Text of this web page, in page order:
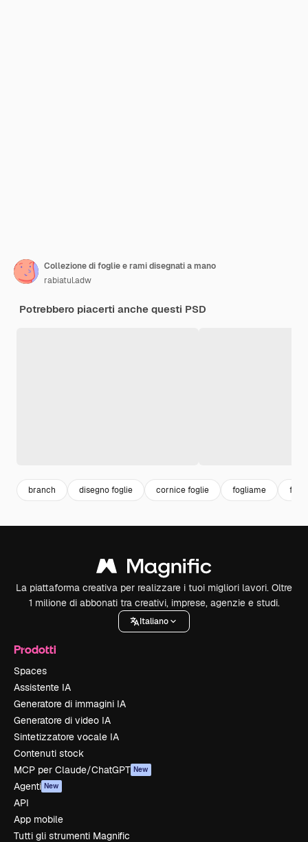
Collezione di foglie e rami disegnati a mano
rabiatul.adw
Potrebbero piacerti anche questi PSD
branch disegno foglie cornice foglie fogliame
La piattaforma creativa per realizzare i tuoi migliori lavori. Oltre
1 milione di abbonati tra creativi, imprese, agenzie e studi.
Italiano
Prodotti
Spaces
Assistente IA
Generatore di immagini IA
Generatore di video IA
Sintetizzatore vocale IA
Contenuti stock
MCP per Claude/ChatGPT New
Agenti New
API
App mobile
Tutti gli strumenti Magnific